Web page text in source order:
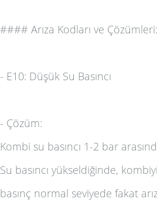
#### Arıza Kodları ve Çözümleri:
- E10: Düşük Su Basıncı
- Çözüm:
Kombi su basıncı 1-2 bar
Su basıncı yükseldiğinde,
basınç normal seviyede fakat